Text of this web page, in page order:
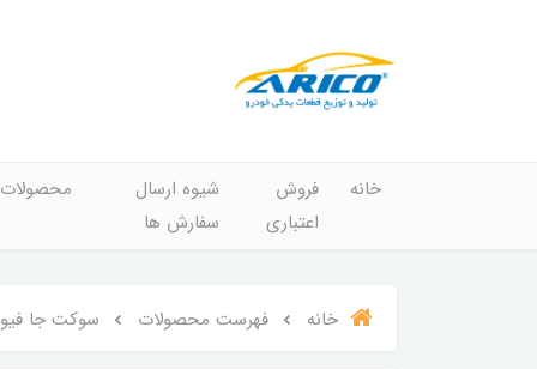
خانه
فروش
اعتباری
شیوه ارسال
سفارش ها
محصولات
خانه فهرست محصولات سوکت جا فیوزی آریکو کد 1198